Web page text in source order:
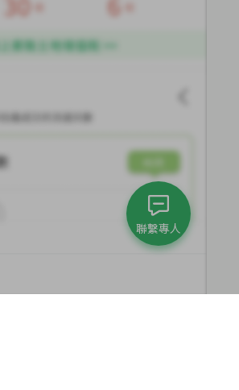
聯繫專人